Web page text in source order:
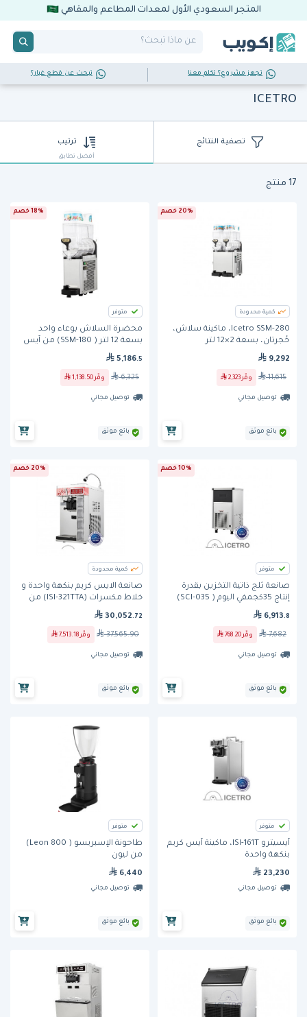
المتجر السعودي الأول لمعدات المطاعم والمقاهي
تجهز مشروع؟ تكلم معنا تبحث عن قطع غيار؟
ICETRO
تصفية النتائج ترتيب
أفضل تطابق
17 منتج
20% خصم
كمية محدودة
Icetro SSM-280، ماكينة سلاش،
حُجرتان، بسعة 2×12 لتر
9,292
11,615 وفّر 2,323
توصيل مجاني
بائع موثق
18% خصم
متوفر
محضرة السلاش بوعاء واحد
بسعة 12 لتر ( SSM-180) من آيس
5,186.5
6,325 وفّر 1,138.50
توصيل مجاني
بائع موثق
10% خصم
متوفر
صانعة ثلج ذاتية التخزين بقدرة
إنتاج 35كجمفي اليوم ( SCI-035)
من آيس ترو
6,913 .8
7,682 وفّر 768.20
توصيل مجاني
بائع موثق
20% خصم
كمية محدودة
صانعة الايس كريم بنكهة واحدة و
خلاط مكسرات (ISI-321TTA) من
30,052 .72
37,565.90 وفّر 7,513.18
توصيل مجاني
بائع موثق
متوفر
آيسيترو ISI-161T، ماكينة آيس كريم
بنكهة واحدة
23,230
توصيل مجاني
بائع موثق
متوفر
طاحونة الإسبريسو ( Leon 800)
من ليون
6,440
توصيل مجاني
بائع موثق